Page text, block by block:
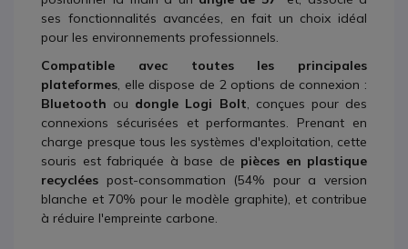
ses fonctionnalités avancées, en fait un choix idéal
pour les environnements professionnels.
Compatible avec toutes les principales
plateformes , elle dispose de 2 options de connexion :
Bluetooth ou dongle Logi Bolt , conçues pour des
connexions sécurisées et performantes. Prenant en
charge presque tous les systèmes d'exploitation, cette
souris est fabriquée à base de pièces en plastique
recyclées post-consommation (54% pour a version
blanche et 70% pour le modèle graphite), et contribue
à réduire l'empreinte carbone.